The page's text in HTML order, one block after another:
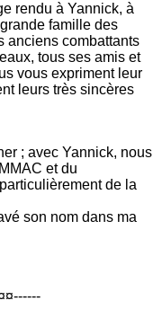
rendu à Yannick, à
famille des
anciens combattants
tous ses amis et
vous expriment leur
leurs très sincères
; avec Yannick, nous
et du
de la
son nom dans ma